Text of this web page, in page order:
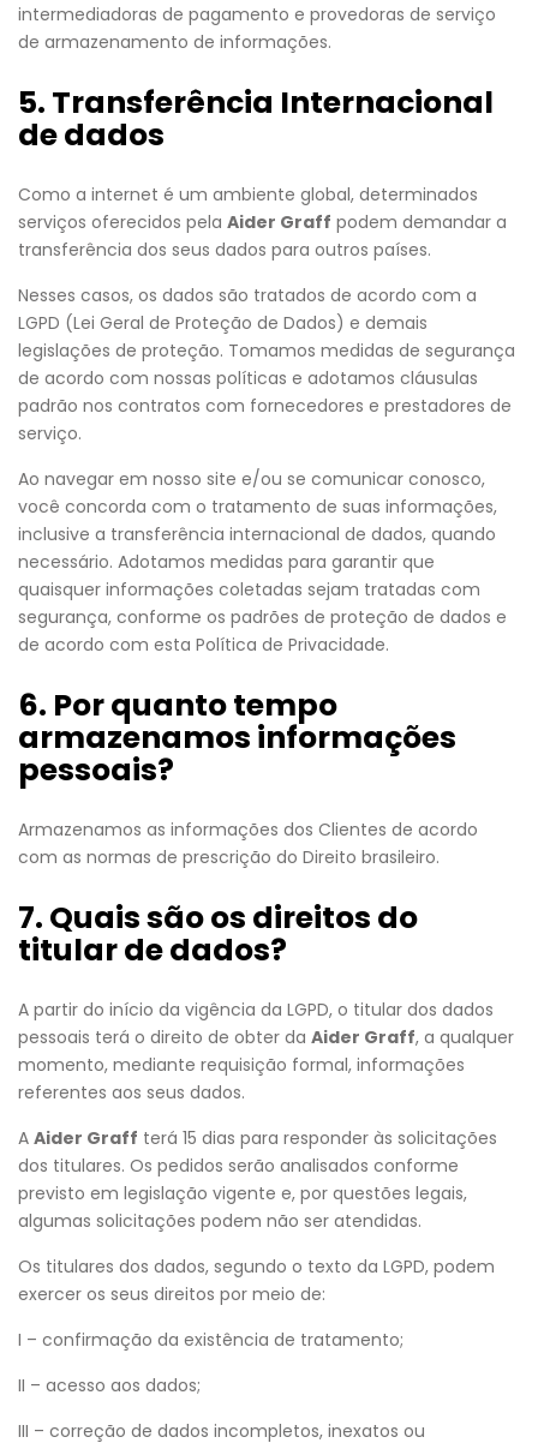
intermediadoras de pagamento e provedoras de serviço
de armazenamento de informações.
5. Transferência Internacional
de dados
Como a internet é um ambiente global, determinados
serviços oferecidos pela Aider Graff podem demandar a
transferência dos seus dados para outros países.
Nesses casos, os dados são tratados de acordo com a
LGPD (Lei Geral de Proteção de Dados) e demais
legislações de proteção. Tomamos medidas de segurança
de acordo com nossas políticas e adotamos cláusulas
padrão nos contratos com fornecedores e prestadores de
serviço.
Ao navegar em nosso site e/ou se comunicar conosco,
você concorda com o tratamento de suas informações,
inclusive a transferência internacional de dados, quando
necessário. Adotamos medidas para garantir que
quaisquer informações coletadas sejam tratadas com
segurança, conforme os padrões de proteção de dados e
de acordo com esta Política de Privacidade.
6. Por quanto tempo
armazenamos informações
pessoais?
Armazenamos as informações dos Clientes de acordo
com as normas de prescrição do Direito brasileiro.
7. Quais são os direitos do
titular de dados?
A partir do início da vigência da LGPD, o titular dos dados
pessoais terá o direito de obter da Aider Graff, a qualquer
momento, mediante requisição formal, informações
referentes aos seus dados.
A Aider Graff terá 15 dias para responder às solicitações
dos titulares. Os pedidos serão analisados conforme
previsto em legislação vigente e, por questões legais,
algumas solicitações podem não ser atendidas.
Os titulares dos dados, segundo o texto da LGPD, podem
exercer os seus direitos por meio de:
I – confirmação da existência de tratamento;
II – acesso aos dados;
III – correção de dados incompletos, inexatos ou